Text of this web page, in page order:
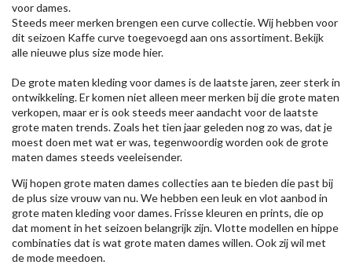
voor dames.
Steeds meer merken brengen een curve collectie. Wij hebben voor
dit seizoen Kaffecurve toegevoegd aan ons assortiment. Bekijk
alle nieuweplus size modehier.
De grote maten kleding voor dames is de laatste jaren, zeer sterk in
ontwikkeling. Er komen niet alleen meer merken bij die grote maten
verkopen, maar er is ook steeds meer aandacht voor de laatste
grote maten trends. Zoals het tien jaar geleden nog zo was, dat je
moest doen met wat er was, tegenwoordig worden ook de grote
maten dames steeds veeleisender.
Wij hopen grote maten dames collecties aan te bieden die past bij
de plus size vrouw van nu. We hebben een leuk en vlot aanbod in
grote maten kleding voor dames. Frisse kleuren en prints, die op
dat moment in het seizoen belangrijk zijn. Vlotte modellen en hippe
combinaties dat is wat grote maten dames willen. Ook zij wil met
de mode meedoen.